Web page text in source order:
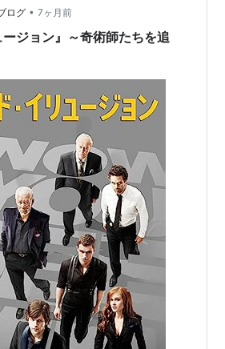
ログ • 7ヶ月前
ージョン』～奇術師たちを追